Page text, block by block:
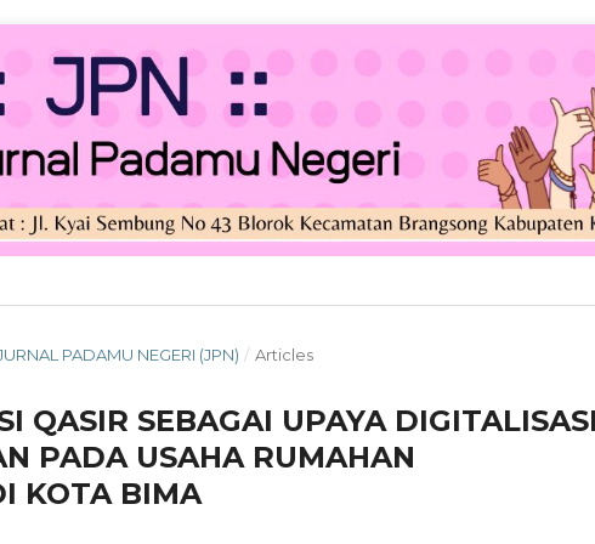
PADAMU NEGERI (JPN) / Articles
QASIR SEBAGAI UPAYA DIGITALISASI
PADA USAHA RUMAHAN
KOTA BIMA